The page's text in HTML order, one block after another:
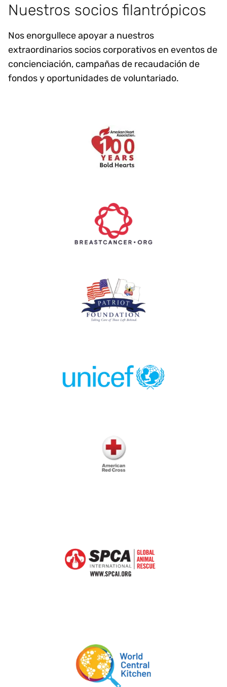
Nuestros socios filantrópicos
Nos enorgullece apoyar a nuestros
extraordinarios socios corporativos en eventos de
concienciación, campañas de recaudación de
fondos y oportunidades de voluntariado.